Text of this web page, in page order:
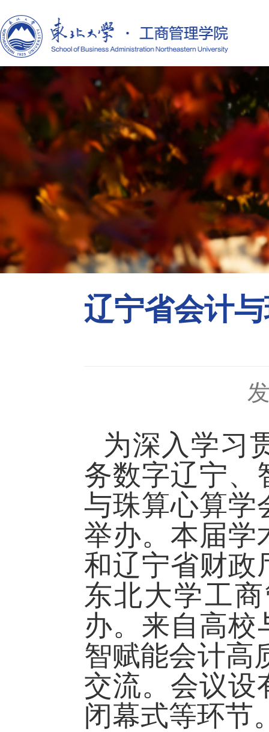
辽宁省会计
为深入学习
务数字辽宁、
与珠算心算学
举办。本届学
和辽宁省财政
东北大学工
办。来自高校
智赋能会计高
交流。会议设
闭幕式等环节